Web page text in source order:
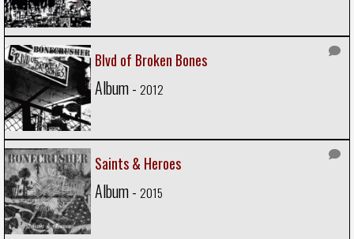
Blvd of Broken Bones
Album - 2012
Saints & Heroes
Album - 2015